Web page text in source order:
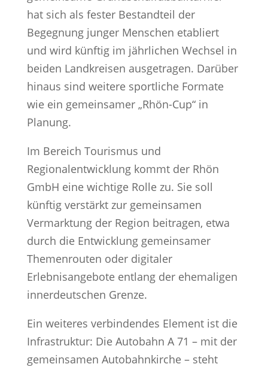
hat sich als fester Bestandteil der
Begegnung junger Menschen etabliert
und wird künftig im jährlichen Wechsel in
beiden Landkreisen ausgetragen. Darüber
hinaus sind weitere sportliche Formate
wie ein gemeinsamer „Rhön-Cup“ in
Planung.
Im Bereich Tourismus und
Regionalentwicklung kommt der Rhön
GmbH eine wichtige Rolle zu. Sie soll
künftig verstärkt zur gemeinsamen
Vermarktung der Region beitragen, etwa
durch die Entwicklung gemeinsamer
Themenrouten oder digitaler
Erlebnisangebote entlang der ehemaligen
innerdeutschen Grenze.
Ein weiteres verbindendes Element ist die
Infrastruktur: Die Autobahn A 71 – mit der
gemeinsamen Autobahnkirche – steht